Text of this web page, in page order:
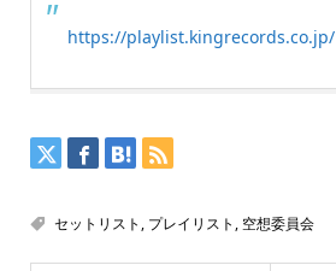
https://playlist.kingrecords.co.jp/
セットリスト , プレイリスト , 空想委員会